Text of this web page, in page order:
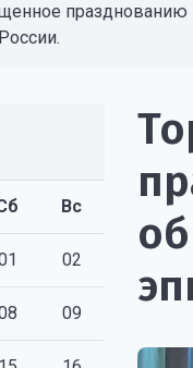
празднованию
Вс
02
09